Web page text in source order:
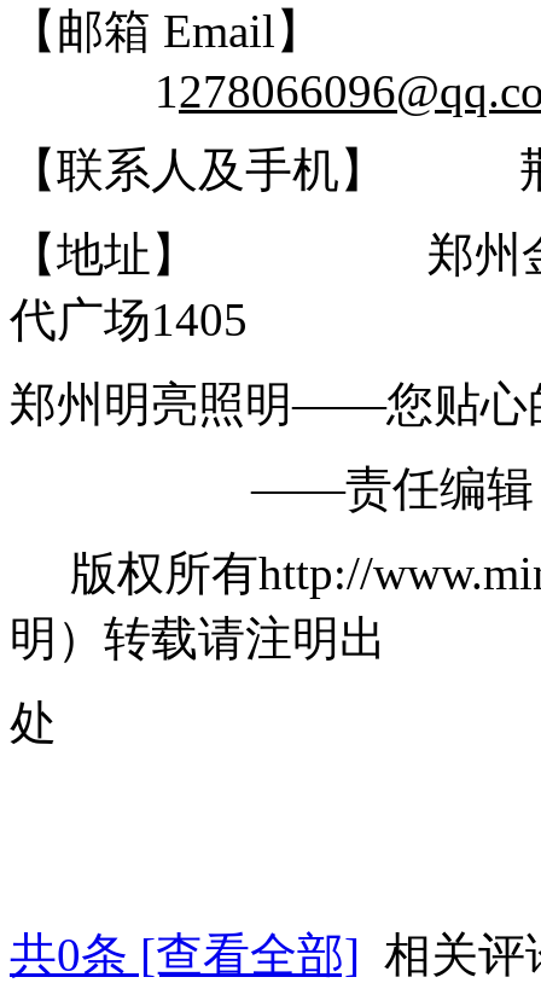
【邮箱 Email】
1
【联系人及手机】
【地址】 郑州金水
代广场1405
郑州明亮照明——您贴心
——责任编辑：郑
版权所有http://
明）转载请注明出
处
共0条 [查看全部] 相关评